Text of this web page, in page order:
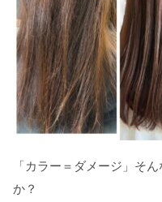
「カラー＝ダメージ」そ
か？